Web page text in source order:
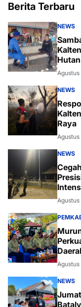
Berita Terbaru
NEWS
NEWS
Raya
NEWS
NEWS